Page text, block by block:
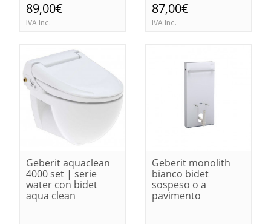
89,00€
IVA Inc.
87,00€
IVA Inc.
Geberit aquaclean
4000 set | serie
water con bidet
aqua clean
Geberit monolith
bianco bidet
sospeso o a
pavimento